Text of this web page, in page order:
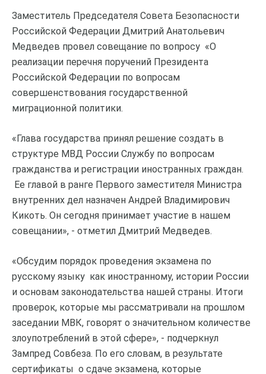
Заместитель Председателя Совета Безопасности
Российской Федерации Дмитрий Анатольевич
Медведев провел совещание по вопросу «О
реализации перечня поручений Президента
Российской Федерации по вопросам
совершенствования государственной
миграционной политики.
«Глава государства принял решение создать в
структуре МВД России Службу по вопросам
гражданства и регистрации иностранных граждан.
Ее главой в ранге Первого заместителя Министра
внутренних дел назначен Андрей Владимирович
Кикоть. Он сегодня принимает участие в нашем
совещании», - отметил Дмитрий Медведев.
«Обсудим порядок проведения экзамена по
русскому языку как иностранному, истории России
и основам законодательства нашей страны. Итоги
проверок, которые мы рассматривали на прошлом
заседании МВК, говорят о значительном количестве
злоупотреблений в этой сфере», - подчеркнул
Зампред Совбеза. По его словам, в результате
сертификаты о сдаче экзамена, которые